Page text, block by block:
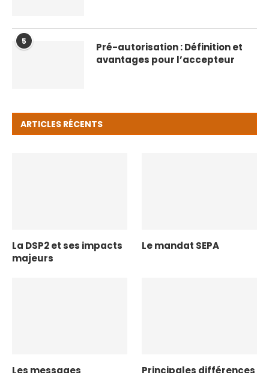
5
Pré-autorisation : Définition et
avantages pour l’accepteur
ARTICLES RÉCENTS
La DSP2 et ses impacts
majeurs
Le mandat SEPA
Les messages
Principales différences